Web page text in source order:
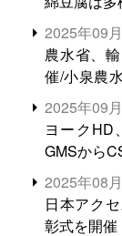
2025年09
農水省、
催/小泉農
る。米増産
2025年09
ヨークHD
GMSから
2025年08
日本アク
彰式を開催